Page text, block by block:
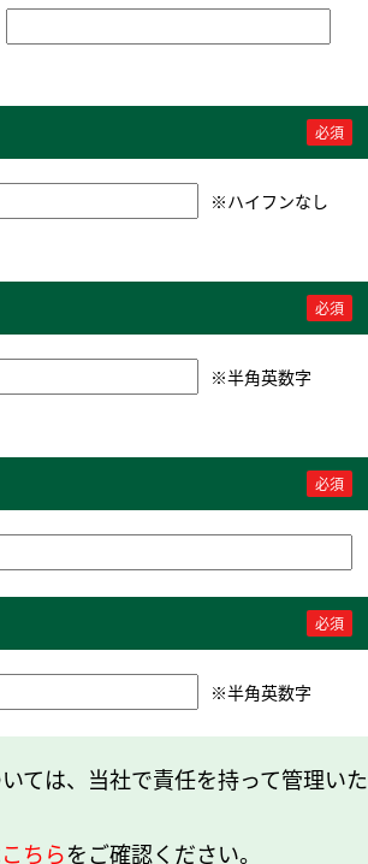
必須
※ハイフンなし
必須
※半角英数字
必須
必須
※半角英数字
ては、当社で責任を持って管理いた
こちらをご確認ください。